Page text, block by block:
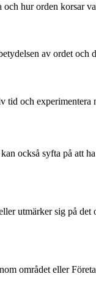
hur orden korsar
av ordet och
och
också syfta på att
utmärker sig på
området eller